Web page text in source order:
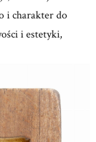
i charakter do
i estetyki,